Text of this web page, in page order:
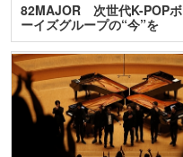
82MAJOR 次世代K-POPボ
ーイズグループの“今”を
訊…